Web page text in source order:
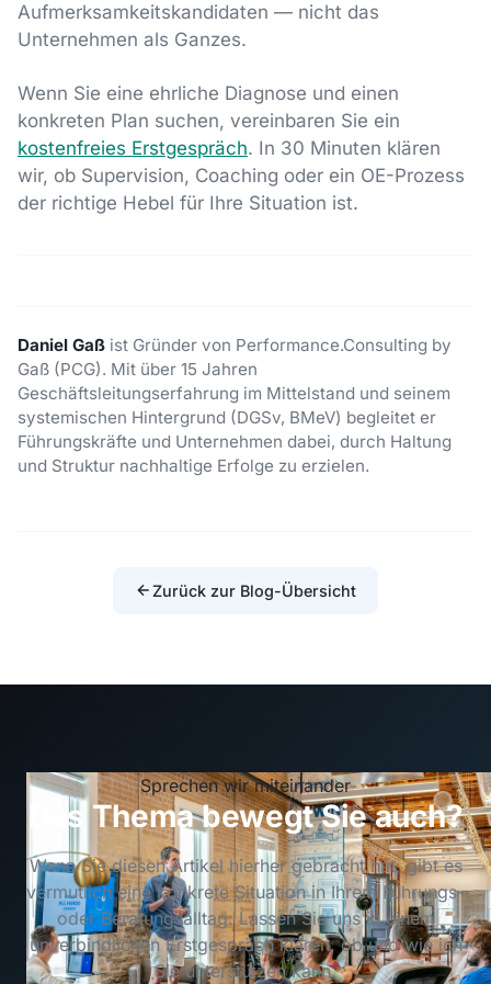
Aufmerksamkeitskandidaten — nicht das
Unternehmen als Ganzes.
Wenn Sie eine ehrliche Diagnose und einen
konkreten Plan suchen, vereinbaren Sie ein
kostenfreies Erstgespräch. In 30 Minuten klären
wir, ob Supervision, Coaching oder ein OE-Prozess
der richtige Hebel für Ihre Situation ist.
Daniel Gaß ist Gründer von Performance.Consulting by
Gaß (PCG). Mit über 15 Jahren
Geschäftsleitungserfahrung im Mittelstand und seinem
systemischen Hintergrund (DGSv, BMeV) begleitet er
Führungskräfte und Unternehmen dabei, durch Haltung
und Struktur nachhaltige Erfolge zu erzielen.
Zurück zur Blog-Übersicht
Sprechen wir miteinander
Das Thema bewegt Sie auch?
Wenn Sie diesen Artikel hierher gebracht hat, gibt es
vermutlich eine konkrete Situation in Ihrem Führungs-
oder Beratungsalltag. Lassen Sie uns in einem
unverbindlichen Erstgespräch klären, ob und wie ich
Sie unterstützen kann.